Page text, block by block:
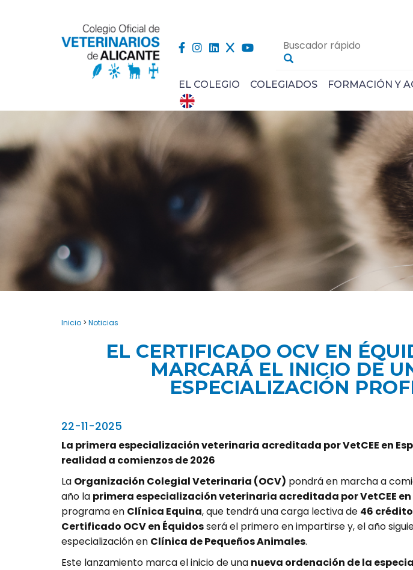
EL COLEGIO COLEGIADOS FORMACIÓN Y
Inicio > Noticias
EL CERTIFICADO OCV EN
MARCARÁ EL INICIO DE
ESPECIALIZACIÓN
22-11-2025
La primera especialización veterinaria acreditada por VetCEE en
realidad a comienzos de 2026
La Organización Colegial Veterinaria (OCV) pondrá en marcha a
año la primera especialización veterinaria acreditada por VetCEE en
programa en Clínica Equina, que tendrá una carga lectiva de 46
Certificado OCV en Équidosserá el primero en impartirse y, el año
especialización en Clínica de Pequeños Animales.
Este lanzamiento marca el inicio de una nueva ordenación de la